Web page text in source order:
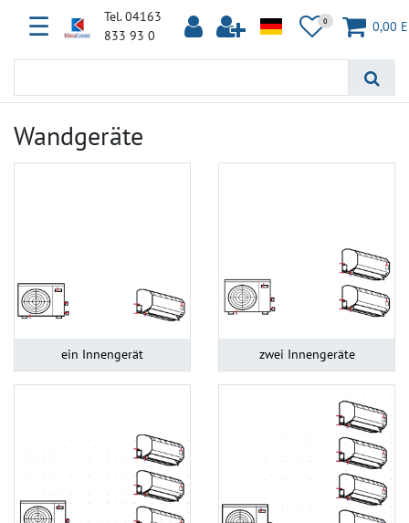
☰
Tel. 04163
833 93 0
0 0,00
Wandgeräte
ein Innengerät zwei Innengeräte